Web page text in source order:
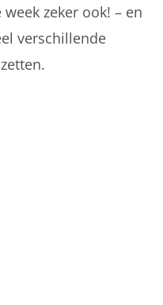
zeker ook! – en
verschillende